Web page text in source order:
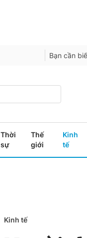
Bạn cần
Thời
sự
Thế
giới
Kinh
tế
Kinh tế